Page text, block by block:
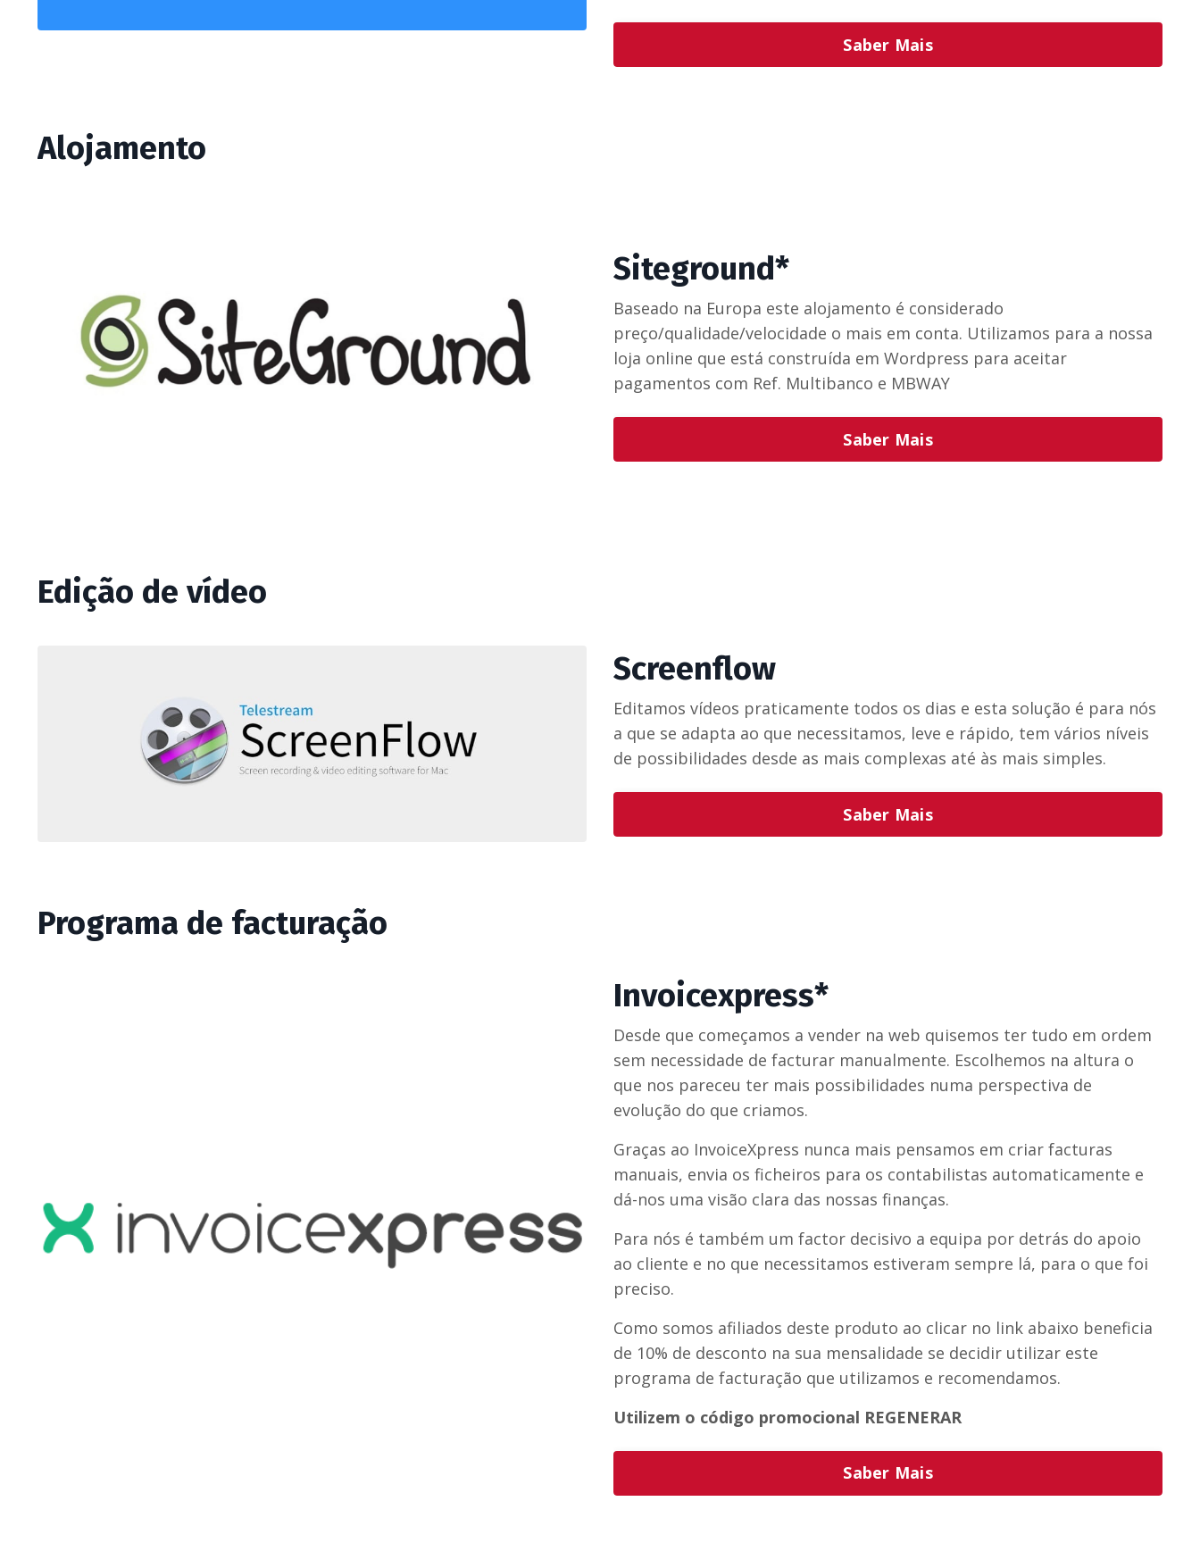
Saber Mais
Alojamento
Siteground*
Baseado na Europa este alojamento é considerado
preço/qualidade/velocidade o mais em conta. Utilizamos para a nossa
loja online que está construída em Wordpress para aceitar
pagamentos com Ref. Multibanco e MBWAY
Saber Mais
Edição de vídeo
Screenflow
Editamos vídeos praticamente todos os dias e esta solução é para nós
a que se adapta ao que necessitamos, leve e rápido, tem vários níveis
de possibilidades desde as mais complexas até às mais simples.
Saber Mais
Programa de facturação
Invoicexpress*
Desde que começamos a vender na web quisemos ter tudo em ordem
sem necessidade de facturar manualmente. Escolhemos na altura o
que nos pareceu ter mais possibilidades numa perspectiva de
evolução do que criamos.
Graças ao InvoiceXpress nunca mais pensamos em criar facturas
manuais, envia os ficheiros para os contabilistas automaticamente e
dá-nos uma visão clara das nossas finanças.
Para nós é também um factor decisivo a equipa por detrás do apoio
ao cliente e no que necessitamos estiveram sempre lá, para o que foi
preciso.
Como somos afiliados deste produto ao clicar no link abaixo beneficia
de 10% de desconto na sua mensalidade se decidir utilizar este
programa de facturação que utilizamos e recomendamos.
Utilizem o código promocional REGENERAR
Saber Mais